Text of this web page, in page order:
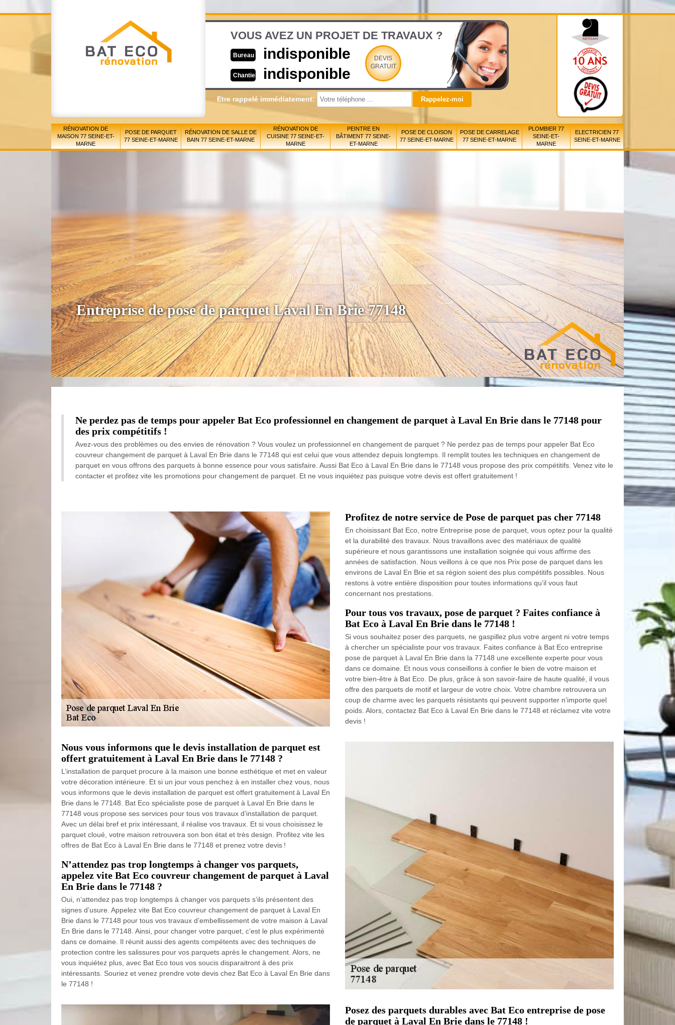
VOUS AVEZ UN PROJET DE TRAVAUX ?
Bureau indisponible
Chantier indisponible
DEVIS
GRATUIT
Etre rappelé immédiatement:
RÉNOVATION DE
MAISON 77 SEINE-ET-
MARNE
POSE DE PARQUET
77 SEINE-ET-MARNE
RÉNOVATION DE SALLE DE
BAIN 77 SEINE-ET-MARNE
RÉNOVATION DE
CUISINE 77 SEINE-ET-
MARNE
PEINTRE EN
BÂTIMENT 77 SEINE-
ET-MARNE
POSE DE CLOISON
77 SEINE-ET-MARNE
POSE DE CARRELAGE
77 SEINE-ET-MARNE
PLOMBIER 77
SEINE-ET-
MARNE
ELECTRICIEN 77
SEINE-ET-MARNE
Entreprise de pose de parquet Laval En Brie 77148
Ne perdez pas de temps pour appeler Bat Eco professionnel en changement de parquet à Laval En Brie dans le 77148 pour
des prix compétitifs !
Avez-vous des problèmes ou des envies de rénovation ? Vous voulez un professionnel en changement de parquet ? Ne perdez pas de temps pour appeler Bat Eco
couvreur changement de parquet à Laval En Brie dans le 77148 qui est celui que vous attendez depuis longtemps. Il remplit toutes les techniques en changement de
parquet en vous offrons des parquets à bonne essence pour vous satisfaire. Aussi Bat Eco à Laval En Brie dans le 77148 vous propose des prix compétitifs. Venez vite le
contacter et profitez vite les promotions pour changement de parquet. Et ne vous inquiétez pas puisque votre devis est offert gratuitement !
Profitez de notre service de Pose de parquet pas cher 77148
En choisissant Bat Eco, notre Entreprise pose de parquet, vous optez pour la qualité
et la durabilité des travaux. Nous travaillons avec des matériaux de qualité
supérieure et nous garantissons une installation soignée qui vous affirme des
années de satisfaction. Nous veillons à ce que nos Prix pose de parquet dans les
environs de Laval En Brie et sa région soient des plus compétitifs possibles. Nous
restons à votre entière disposition pour toutes informations qu’il vous faut
concernant nos prestations.
Pour tous vos travaux, pose de parquet ? Faites confiance à
Bat Eco à Laval En Brie dans le 77148 !
Si vous souhaitez poser des parquets, ne gaspillez plus votre argent ni votre temps
à chercher un spécialiste pour vos travaux. Faites confiance à Bat Eco entreprise
pose de parquet à Laval En Brie dans la 77148 une excellente experte pour vous
dans ce domaine. Et nous vous conseillons à confier le bien de votre maison et
votre bien-être à Bat Eco. De plus, grâce à son savoir-faire de haute qualité, il vous
offre des parquets de motif et largeur de votre choix. Votre chambre retrouvera un
coup de charme avec les parquets résistants qui peuvent supporter n’importe quel
poids. Alors, contactez Bat Eco à Laval En Brie dans le 77148 et réclamez vite votre
devis !
Nous vous informons que le devis installation de parquet est
offert gratuitement à Laval En Brie dans le 77148 ?
L’installation de parquet procure à la maison une bonne esthétique et met en valeur
votre décoration intérieure. Et si un jour vous penchez à en installer chez vous, nous
vous informons que le devis installation de parquet est offert gratuitement à Laval En
Brie dans le 77148. Bat Eco spécialiste pose de parquet à Laval En Brie dans le
77148 vous propose ses services pour tous vos travaux d’installation de parquet.
Avec un délai bref et prix intéressant, il réalise vos travaux. Et si vous choisissez le
parquet cloué, votre maison retrouvera son bon état et très design. Profitez vite les
offres de Bat Eco à Laval En Brie dans le 77148 et prenez votre devis !
N’attendez pas trop longtemps à changer vos parquets,
appelez vite Bat Eco couvreur changement de parquet à Laval
En Brie dans le 77148 ?
Oui, n’attendez pas trop longtemps à changer vos parquets s’ils présentent des
signes d’usure. Appelez vite Bat Eco couvreur changement de parquet à Laval En
Brie dans le 77148 pour tous vos travaux d’embellissement de votre maison à Laval
En Brie dans le 77148. Ainsi, pour changer votre parquet, c’est le plus expérimenté
dans ce domaine. Il réunit aussi des agents compétents avec des techniques de
protection contre les salissures pour vos parquets après le changement. Alors, ne
vous inquiétez plus, avec Bat Eco tous vos soucis disparaitront à des prix
intéressants. Souriez et venez prendre vote devis chez Bat Eco à Laval En Brie dans
le 77148 !
Posez des parquets durables avec Bat Eco entreprise de pose
de parquet à Laval En Brie dans le 77148 !